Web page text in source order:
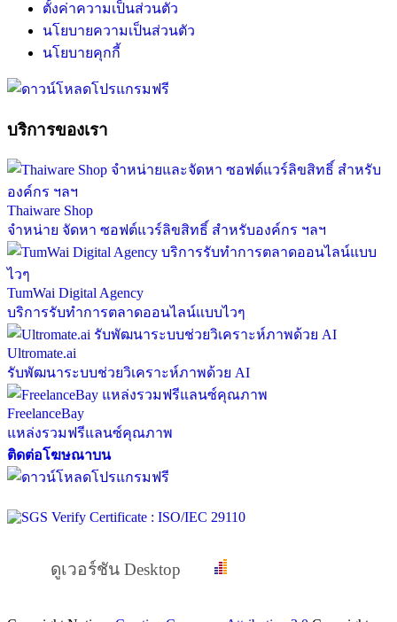
ตั้งค่าความเป็นส่วนตัว
นโยบายความเป็นส่วนตัว
นโยบายคุกกี้
บริการของเรา
Thaiware Shop
จำหน่าย จัดหา ซอฟต์แวร์ลิขสิทธิ์ สำหรับองค์กร ฯลฯ
TumWai Digital Agency
บริการรับทำการตลาดออนไลน์แบบไวๆ
Ultromate.ai
รับพัฒนาระบบช่วยวิเคราะห์ภาพด้วย AI
FreelanceBay
แหล่งรวมฟรีแลนซ์คุณภาพ
ติดต่อโฆษณาบน
ดูเวอร์ชัน Desktop